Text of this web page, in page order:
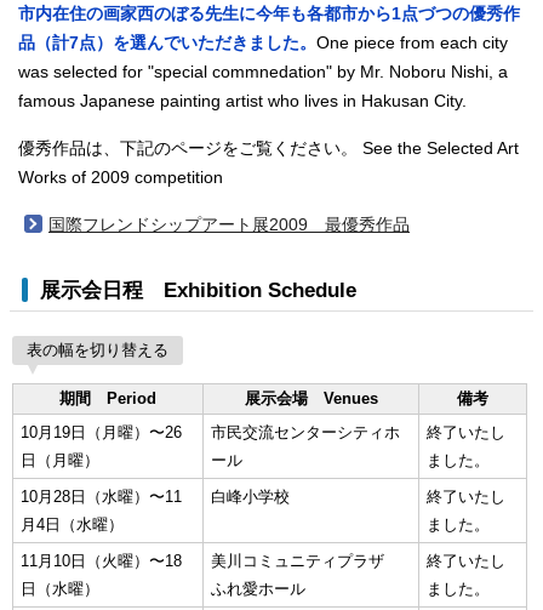
市内在住の画家西のぼる先生に今年も各都市から1点づつの優秀作
品（計7点）を選んでいただきました。 One piece from each city
was selected for "special commnedation" by Mr. Noboru Nishi, a
famous Japanese painting artist who lives in Hakusan City.
優秀作品は、下記のページをご覧ください。 See the Selected Art
Works of 2009 competition
国際フレンドシップアート展2009 最優秀作品
展示会日程 Exhibition Schedule
表の幅を切り替える
期間 Period 展示会場 Venues
備考
10月19日（月曜）〜26
日（月曜）
市民交流センターシティホ
ール
終了いたし
ました。
10月28日（水曜）〜11
月4日（水曜）
白峰小学校
終了いたし
ました。
11月10日（火曜）〜18
日（水曜）
美川コミュニティプラザ
ふれ愛ホール
終了いたし
ました。